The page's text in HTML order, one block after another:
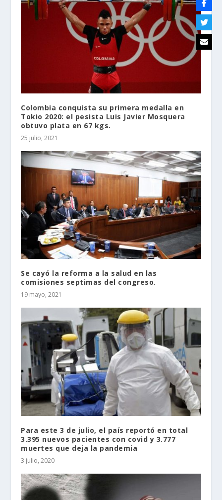
Colombia conquista su primera medalla en
Tokio 2020: el pesista Luis Javier Mosquera
obtuvo plata en 67 kgs.
25 julio, 2021
Se cayó la reforma a la salud en las
comisiones septimas del congreso.
19 mayo, 2021
Para este 3 de julio, el país reportó en total
3.395 nuevos pacientes con covid y 3.777
muertes que deja la pandemia
3 julio, 2020